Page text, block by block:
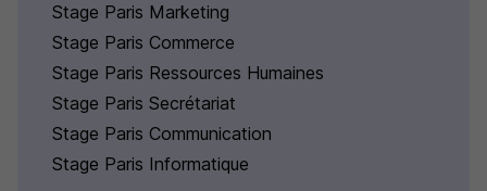
Stage Paris Marketing
Stage Paris Commerce
Stage Paris Ressources Humaines
Stage Paris Secrétariat
Stage Paris Communication
Stage Paris Informatique